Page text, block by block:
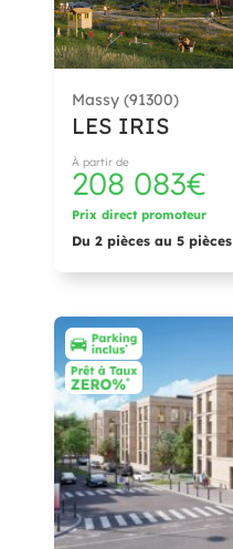
Massy (91300)
LES IRIS
À partir de
208 083€
Prix direct promoteur
Du 2 pièces au 5 pièces